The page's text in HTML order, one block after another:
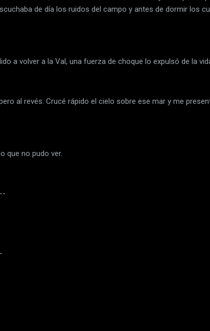
de día los ruidos del campo y antes de dormir los
a volver a la Val, una fuerza de choque lo expulsó de la
al revés. Crucé rápido el cielo sobre ese mar y me
no pudo ver.